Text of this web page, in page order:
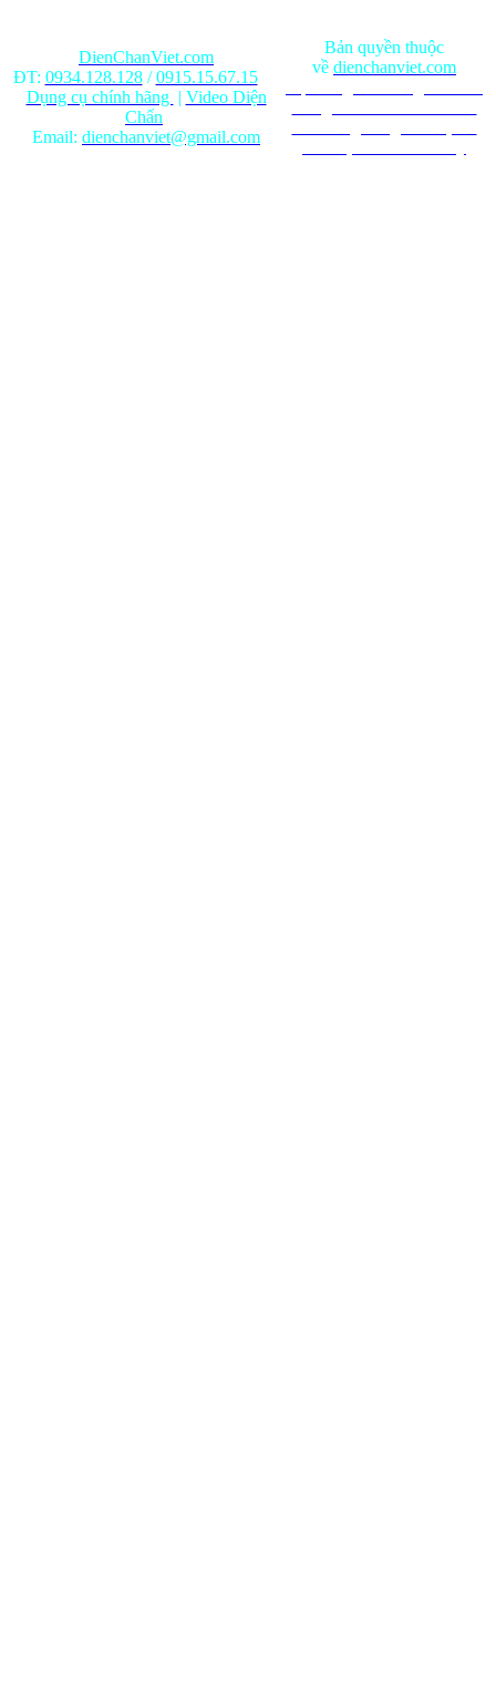
DienChanViet.com
ĐT: 0934.128.128/0915.15.67.15
Dụng cụ chính hãng | Video Diện
Chẩn
Email: dienchanviet@gmail.com
Bản quyền thuộc
về dienchanviet.com